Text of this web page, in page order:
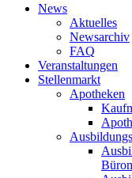
News
Aktuelles
Newsarchiv
FAQ
Veranstaltungen
Stellenmarkt
Apotheken